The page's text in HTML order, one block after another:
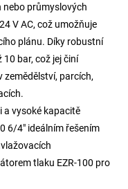
nebo průmyslových
V AC, což umožňuje
plánu. Díky robustní
bar, což jej činí
zemědělství, parcích,
a vysoké kapacitě
6/4" ideálním řešením
tlaku EZR-100 pro